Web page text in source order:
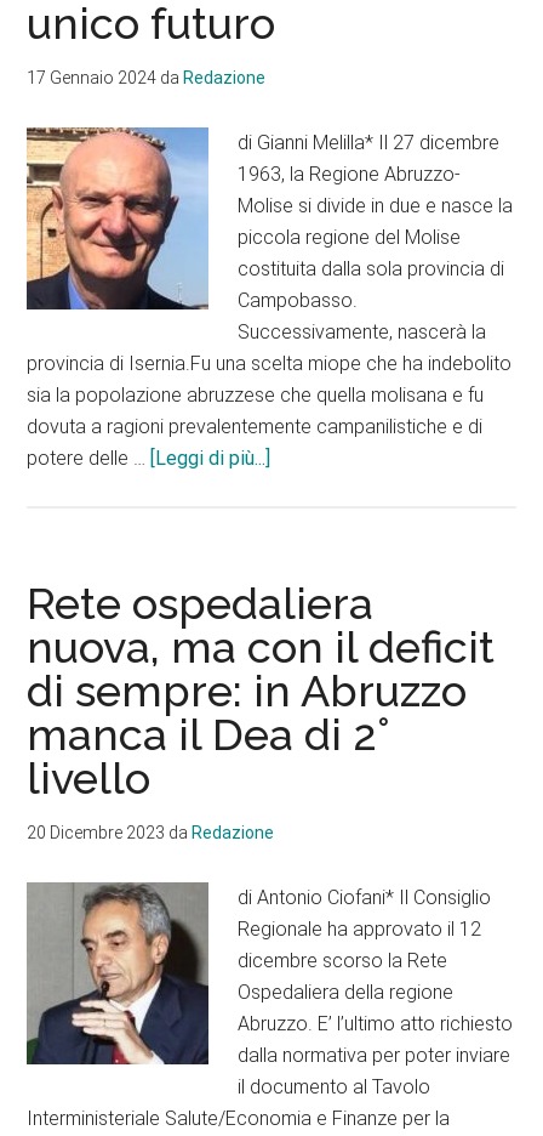
progetto
da
elaborare
serietà
unico futuro
17 Gennaio 2024 daRedazione
di Gianni Melilla* Il 27 dicembre
1963, la Regione Abruzzo-
Molise si divide in due e nasce la
piccola regione del Molise
costituita dalla sola provincia di
Campobasso.
Successivamente, nascerà la
provincia di Isernia.Fu una scelta miope che ha indebolito
sia la popolazione abruzzese che quella molisana e fu
dovuta a ragioni prevalentemente campanilistiche e di
potere delle … [Leggi di più...]
storia
e
un
unico
futuro
Rete ospedaliera
nuova, ma con il deficit
di sempre: in Abruzzo
manca il Dea di 2°
livello
20 Dicembre 2023 daRedazione
di Antonio Ciofani* Il Consiglio
Regionale ha approvato il 12
dicembre scorso la Rete
Ospedaliera della regione
Abruzzo. E’ l’ultimo atto richiesto
dalla normativa per poter inviare
il documento al Tavolo
Interministeriale Salute/Economia e Finanze per la